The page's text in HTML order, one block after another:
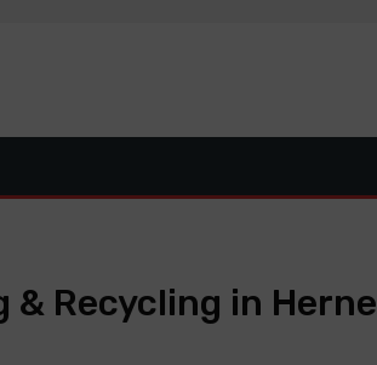
Recycling in Herne